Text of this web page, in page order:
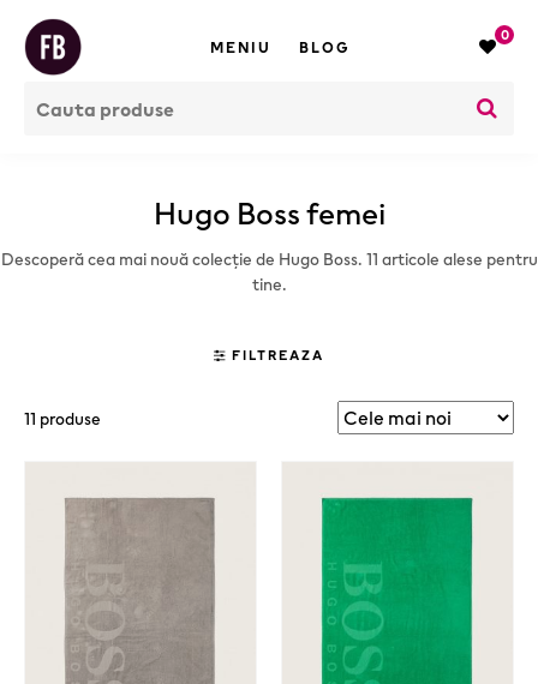
MENIU BLOG
0
Hugo Boss femei
Descoperă cea mai nouă colecție de Hugo Boss. 11 articole alese pentru
tine.
FILTREAZA
11 produse